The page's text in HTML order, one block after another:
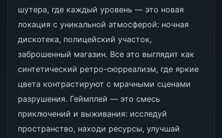
шутера, где каждый уровень — это новая
локация с уникальной атмосферой: ночная
дискотека, полицейский участок,
заброшенный магазин. Все это выглядит как
синтетический ретро-сюрреализм, где яркие
цвета контрастируют с мрачными сценами
разрушения. Геймплей — это смесь
приключений и выживания: исследуй
пространство, находи ресурсы, улучшай